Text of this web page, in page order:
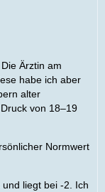
Ärztin am
habe ich aber
alter
von 18–19
Normwert
liegt bei -2. Ich